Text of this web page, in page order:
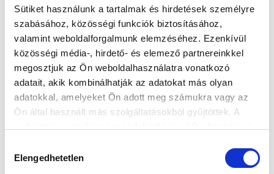
Sütiket használunk a tartalmak és hirdetések személyre
szabásához, közösségi funkciók biztosításához,
valamint weboldalforgalmunk elemzéséhez. Ezenkívül
közösségi média-, hirdető- és elemező partnereinkkel
megosztjuk az Ön weboldalhasználatra vonatkozó
adatait, akik kombinálhatják az adatokat más olyan
adatokkal, amelyeket Ön adott meg számukra vagy az
Ön által használt más szolgáltatásokból gyűjtöttek. A
kiválasztása
Elengedhetetlen
MTK BUDAPEST - FC AJKA 4-4 (VIDEÓ)
2019-08-29 08:00:00
Az FC Ajka elleni mérkőzésünk góljai.